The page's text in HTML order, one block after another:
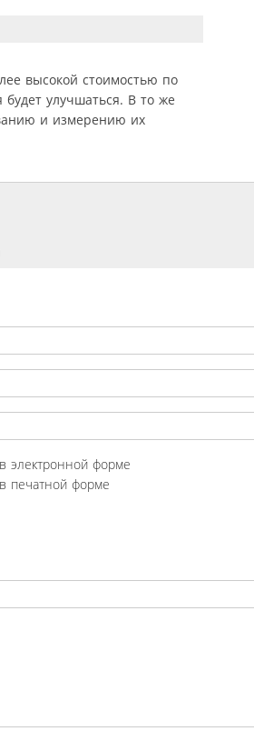
высокой стоимостью по
будет улучшаться. В то же
и измерению их
в электронной форме
в печатной форме